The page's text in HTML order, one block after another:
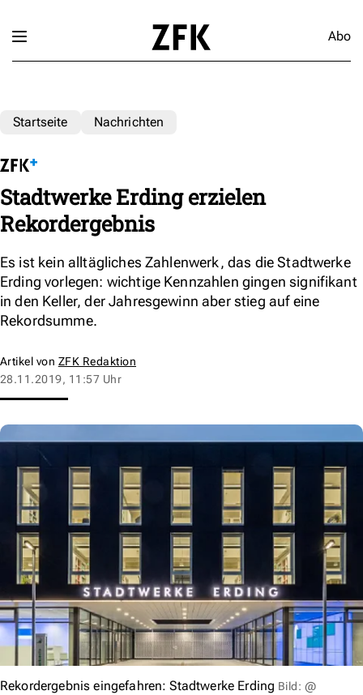
Abo
Startseite Nachrichten
Stadtwerke Erding erzielen
Rekordergebnis
Es ist kein alltägliches Zahlenwerk, das die Stadtwerke
Erding vorlegen: wichtige Kennzahlen gingen signifikant
in den Keller, der Jahresgewinn aber stieg auf eine
Rekordsumme.
Artikel von ZFK Redaktion
28.11.2019, 11:57 Uhr
Rekordergebnis eingefahren: Stadtwerke Erding Bild: @